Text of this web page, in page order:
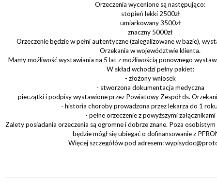
Orzeczenia wycenione są następująco:
stopień lekki 2500zł
umiarkowany 3500zł
znaczny 5000zł
Orzeczenie będzie w pełni autentyczne (zalegalizowane w bazie),
Orzekania w województwie klienta.
Mamy możliwość wystawiania na 5 lat z możliwością ponownego
W skład wchodzi pełny pakiet:
- złożony wniosek
- stworzona dokumentacja medyczna
- pieczątki i podpisy wystawione przez Powiatowy Zespół ds.
- historia choroby prowadzona przez lekarza do 1
- pełne orzeczenie z powyższymi załącznikami
Zalety posiadania orzeczenia są ogromne i dobrze znane. Poza
będzie mógł się ubiegać o dofinansowanie z
Więcej szczegółów pod adresem: